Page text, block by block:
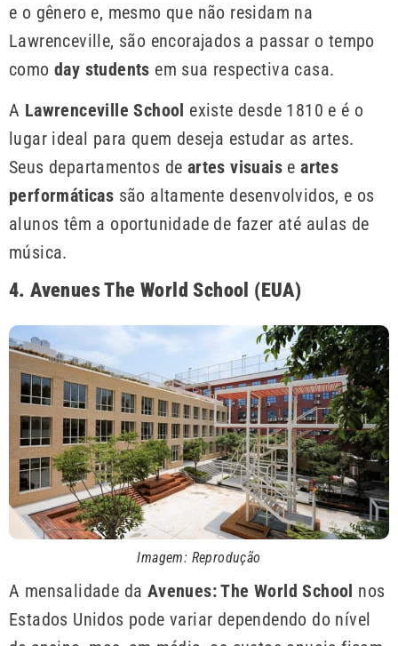
e o gênero e, mesmo que não residam na
Lawrenceville, são encorajados a passar o tempo
como day students em sua respectiva casa.
A Lawrenceville School existe desde 1810 e é o
lugar ideal para quem deseja estudar as artes.
Seus departamentos de artes visuais eartes
performáticas são altamente desenvolvidos, e os
alunos têm a oportunidade de fazer até aulas de
música.
4. Avenues The World School (EUA)
Imagem: Reprodução
A mensalidade da Avenues: The World School nos
Estados Unidos pode variar dependendo do nível